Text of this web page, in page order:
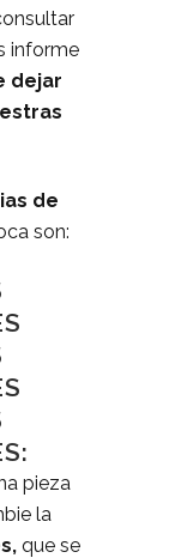
informe
dejar
de
son:
pieza
la
que se